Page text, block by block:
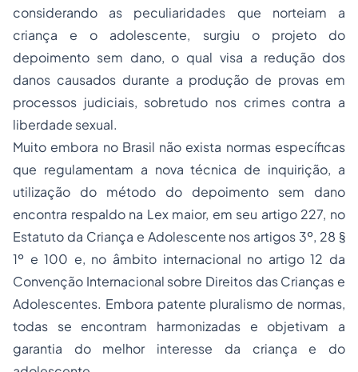
considerando as peculiaridades que norteiam a
criança e o adolescente, surgiu o projeto do
depoimento sem dano, o qual visa a redução dos
danos causados durante a produção de provas em
processos judiciais, sobretudo nos crimes contra a
liberdade sexual.
Muito embora no Brasil não exista normas específicas
que regulamentam a nova técnica de inquirição, a
utilização do método do depoimento sem dano
encontra respaldo na Lex maior, em seu artigo 227, no
Estatuto da Criança e Adolescente nos artigos 3º, 28 §
1º e 100 e, no âmbito internacional no artigo 12 da
Convenção Internacional sobre Direitos das Crianças e
Adolescentes. Embora patente pluralismo de normas,
todas se encontram harmonizadas e objetivam a
garantia do melhor interesse da criança e do